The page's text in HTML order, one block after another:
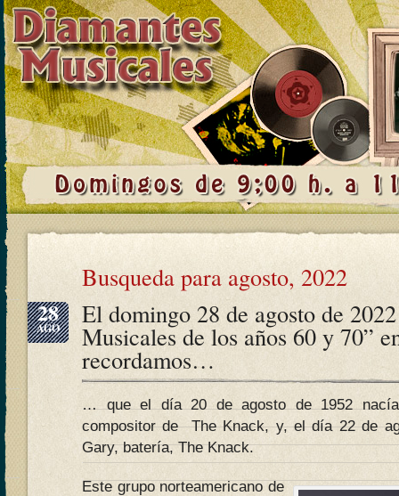
Busqueda para agosto, 2022
28
AGO El domingo 28 de agosto de
Musicales de los años 60 y 70”
recordamos…
… que el día 20 de agosto de 1952
compositor de The Knack, y, el día 22 de
Gary, batería, The Knack.
Este grupo norteamericano de